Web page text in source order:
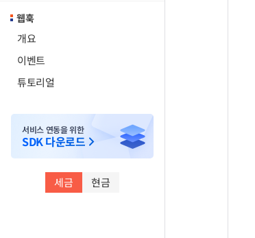
웹훅
개요
이벤트
튜토리얼
서비스 연동을 위한
SDK 다운로드
세금 현금